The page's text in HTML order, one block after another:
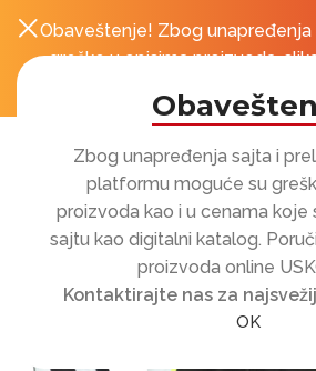
Zbog unapređenja sajta i
platformu moguće su
proizvoda kao i u cenama koje
sajtu kao digitalni katalog.
proizvoda online
Kontaktirajte nas za
OK
Obaveštenje! Zbog unapređenja
greške u opisima proizvoda,